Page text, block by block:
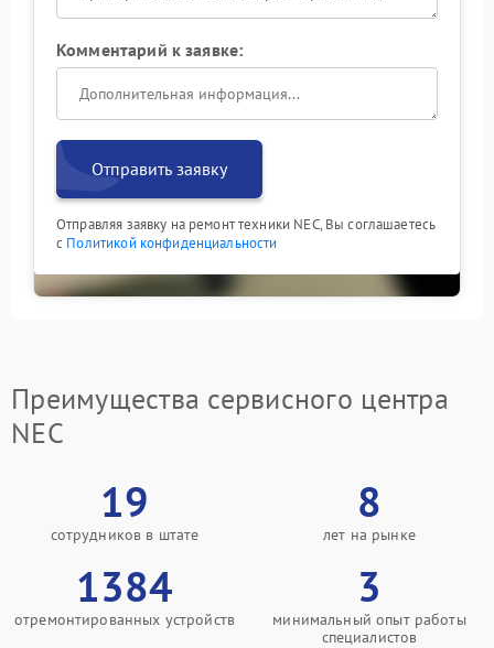
Комментарий к заявке:
Отправить заявку
Отправляя заявку на ремонт техники NEC, Вы соглашаетесь
с Политикой конфиденциальности
Преимущества сервисного центра
NEC
19
сотрудников в штате
8
лет на рынке
1384
отремонтированных устройств
3
минимальный опыт работы
специалистов